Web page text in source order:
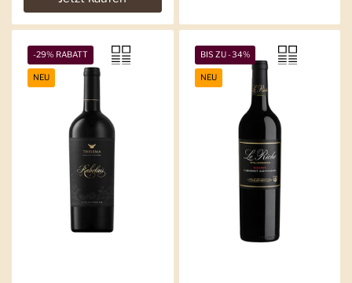
-29% RABATT
NEU
BIS ZU -34%
NEU